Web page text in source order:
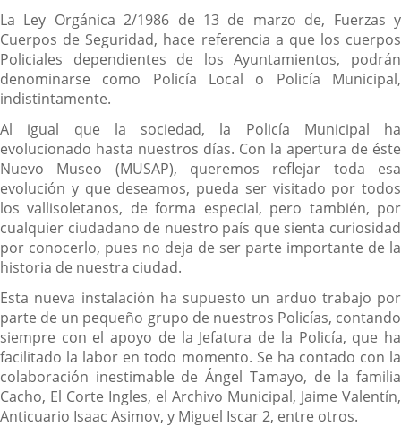
La Ley Orgánica 2/1986 de 13 de marzo de, Fuerzas y
Cuerpos de Seguridad, hace referencia a que los cuerpos
Policiales dependientes de los Ayuntamientos, podrán
denominarse como Policía Local o Policía Municipal,
indistintamente.
Al igual que la sociedad, la Policía Municipal ha
evolucionado hasta nuestros días. Con la apertura de éste
Nuevo Museo (MUSAP), queremos reflejar toda esa
evolución y que deseamos, pueda ser visitado por todos
los vallisoletanos, de forma especial, pero también, por
cualquier ciudadano de nuestro país que sienta curiosidad
por conocerlo, pues no deja de ser parte importante de la
historia de nuestra ciudad.
Esta nueva instalación ha supuesto un arduo trabajo por
parte de un pequeño grupo de nuestros Policías, contando
siempre con el apoyo de la Jefatura de la Policía, que ha
facilitado la labor en todo momento. Se ha contado con la
colaboración inestimable de Ángel Tamayo, de la familia
Cacho, El Corte Ingles, el Archivo Municipal, Jaime Valentín,
Anticuario Isaac Asimov, y Miguel Iscar 2, entre otros.